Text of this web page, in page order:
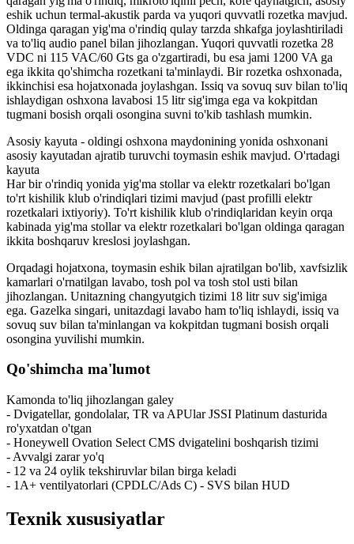
eshik uchun termal-akustik parda va yuqori quvvatli rozetka mavjud.
Oldinga qaragan yig'ma o'rindiq qulay tarzda shkafga joylashtiriladi
va to'liq audio panel bilan jihozlangan. Yuqori quvvatli rozetka 28
VDC ni 115 VAC/60 Gts ga o'zgartiradi, bu esa jami 1200 VA ga
ega ikkita qo'shimcha rozetkani ta'minlaydi. Bir rozetka oshxonada,
ikkinchisi esa hojatxonada joylashgan. Issiq va sovuq suv bilan to'liq
ishlaydigan oshxona lavabosi 15 litr sig'imga ega va kokpitdan
tugmani bosish orqali osongina suvni to'kib tashlash mumkin.
Asosiy kayuta - oldingi oshxona maydonining yonida oshxonani
asosiy kayutadan ajratib turuvchi toymasin eshik mavjud. O'rtadagi
kayuta
Har bir o'rindiq yonida yig'ma stollar va elektr rozetkalari bo'lgan
to'rt kishilik klub o'rindiqlari tizimi mavjud (past profilli elektr
rozetkalari ixtiyoriy). To'rt kishilik klub o'rindiqlaridan keyin orqa
kabinada yig'ma stollar va elektr rozetkalari bo'lgan oldinga qaragan
ikkita boshqaruv kreslosi joylashgan.
Orqadagi hojatxona, toymasin eshik bilan ajratilgan bo'lib, xavfsizlik
kamarlari o'rnatilgan lavabo, tosh pol va tosh stol usti bilan
jihozlangan. Unitazning changyutgich tizimi 18 litr suv sig'imiga
ega. Gazelka singari, unitazdagi lavabo ham to'liq ishlaydi, issiq va
sovuq suv bilan ta'minlangan va kokpitdan tugmani bosish orqali
osongina yuvilishi mumkin.
Qo'shimcha ma'lumot
Kamonda to'liq jihozlangan galey
- Dvigatellar, gondolalar, TR va APUlar JSSI Platinum dasturida
ro'yxatdan o'tgan
- Honeywell Ovation Select CMS dvigatelini boshqarish tizimi
- Avvalgi zarar yo'q
- 12 va 24 oylik tekshiruvlar bilan birga keladi
- 1A+ ventilyatorlari (CPDLC/Ads C) - SVS bilan HUD
Texnik xususiyatlar